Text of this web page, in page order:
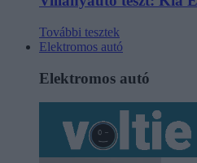
További tesztek
Elektromos autó
Elektromos autó